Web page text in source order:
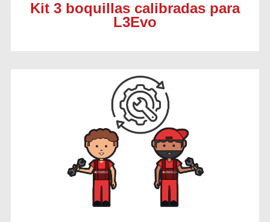
Kit 3 boquillas calibradas para
L3Evo